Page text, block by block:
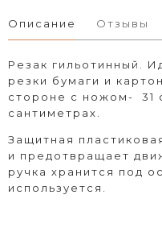
Описание Отзывы
Резак гильотинный.
резки бумаги и
стороне с ножом- 31
сантиметрах.
Защитная
и предотвращает
ручка хранится под
используется.